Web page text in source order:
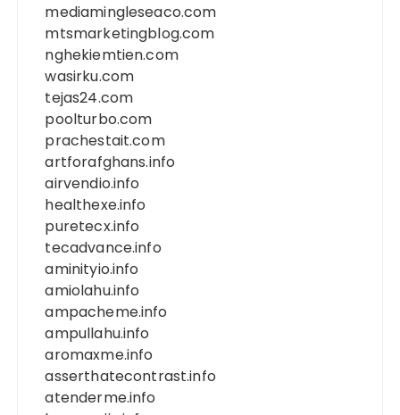
mediamingleseaco.com
mtsmarketingblog.com
nghekiemtien.com
wasirku.com
tejas24.com
poolturbo.com
prachestait.com
artforafghans.info
airvendio.info
healthexe.info
puretecx.info
tecadvance.info
aminityio.info
amiolahu.info
ampacheme.info
ampullahu.info
aromaxme.info
asserthatecontrast.info
atenderme.info